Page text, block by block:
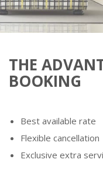
THE
BOOKING
Best available rate
Flexible cancellation
Exclusive extra